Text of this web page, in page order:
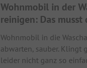
Wohnmobil in der
reinigen: Das musst
Wohnmobil in die
abwarten, sauber. Klingt
leider nicht ganz so